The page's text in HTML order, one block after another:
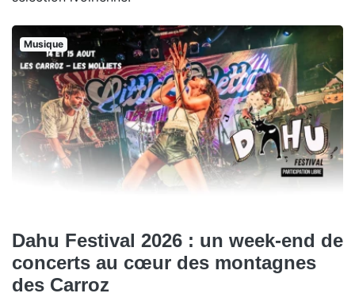
Musique
Dahu Festival 2026 : un week-end de
concerts au cœur des montagnes
des Carroz